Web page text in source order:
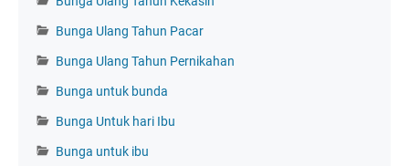
Bunga Ulang Tahun Pacar
Bunga Ulang Tahun Pernikahan
Bunga untuk bunda
Bunga Untuk hari Ibu
Bunga untuk ibu